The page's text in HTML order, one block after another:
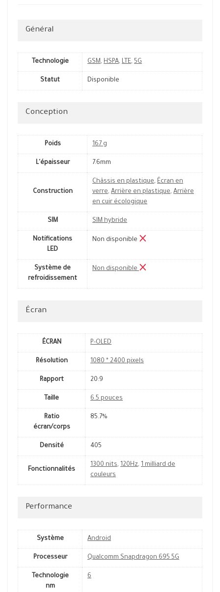
Général
Technologie GSM, HSPA, LTE, 5G
Statut Disponible
Conception
Poids 167 g
L'épaisseur 7.6mm
Construction
Châssis en plastique, Écran en
verre, Arrière en plastique, Arrière
en cuir écologique
SIM SIM hybride
Notifications
LED
Non disponible
Système de
refroidissement
Non disponible
Écran
ÉCRAN P-OLED
Résolution 1080 * 2400 pixels
Rapport 20:9
Taille 6.5 pouces
Ratio
écran/corps
85.7%
Densité 405
Fonctionnalités
1300 nits, 120Hz, 1 milliard de
couleurs
Performance
Système Android
Processeur Qualcomm Snapdragon 695 5G
Technologie
nm
6